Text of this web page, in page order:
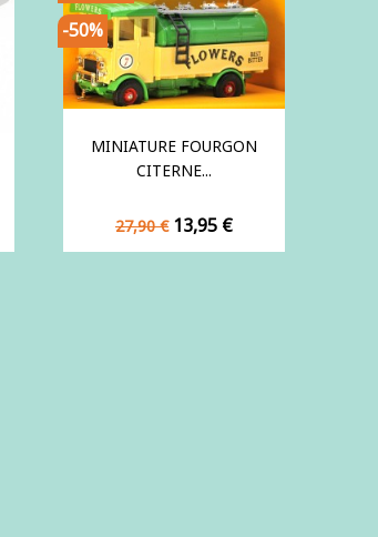
MINIATURE FOURGON
CITERNE...
Prix
de
27,90 € Prix
13,95 €
-50%